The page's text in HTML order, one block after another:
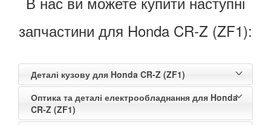
запчастини для Honda CR-Z (ZF1):
Деталі кузову для Honda CR-Z (ZF1)
Оптика та деталі електрообладнання для Honda
CR-Z (ZF1)